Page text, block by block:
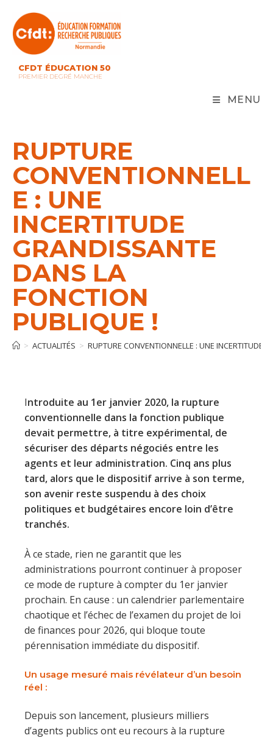
content
CFDT ÉDUCATION 50
PREMIER DEGRÉ MANCHE
MENU
RUPTURE
CONVENTIONNELL
E : UNE
INCERTITUDE
GRANDISSANTE
DANS LA
FONCTION
PUBLIQUE !
> ACTUALITÉS > RUPTURE CONVENTIONNELLE : UNE INCERTITUDE
Introduite au 1er janvier 2020, la rupture
conventionnelle dans la fonction publique
devait permettre, à titre expérimental, de
sécuriser des départs négociés entre les
agents et leur administration. Cinq ans plus
tard, alors que le dispositif arrive à son terme,
son avenir reste suspendu à des choix
politiques et budgétaires encore loin d’être
tranchés.
À ce stade, rien ne garantit que les
administrations pourront continuer à proposer
ce mode de rupture à compter du 1er janvier
prochain. En cause : un calendrier parlementaire
chaotique et l’échec de l’examen du projet de loi
de finances pour 2026, qui bloque toute
pérennisation immédiate du dispositif.
Un usage mesuré mais révélateur d’un besoin
réel :
Depuis son lancement, plusieurs milliers
d’agents publics ont eu recours à la rupture